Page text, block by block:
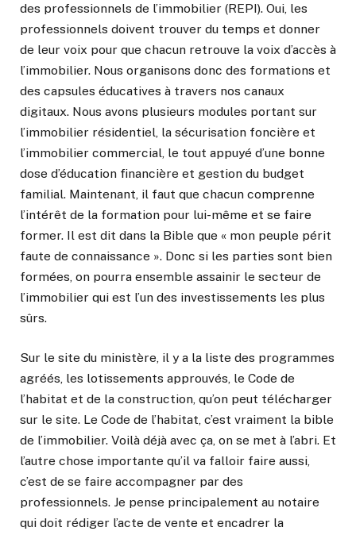
des professionnels de l’immobilier (REPI). Oui, les
professionnels doivent trouver du temps et donner
de leur voix pour que chacun retrouve la voix d’accès à
l’immobilier. Nous organisons donc des formations et
des capsules éducatives à travers nos canaux
digitaux. Nous avons plusieurs modules portant sur
l’immobilier résidentiel, la sécurisation foncière et
l’immobilier commercial, le tout appuyé d’une bonne
dose d’éducation financière et gestion du budget
familial. Maintenant, il faut que chacun comprenne
l’intérêt de la formation pour lui-même et se faire
former. Il est dit dans la Bible que « mon peuple périt
faute de connaissance ». Donc si les parties sont bien
formées, on pourra ensemble assainir le secteur de
l’immobilier qui est l’un des investissements les plus
sûrs.
Sur le site du ministère, il y a la liste des programmes
agréés, les lotissements approuvés, le Code de
l’habitat et de la construction, qu’on peut télécharger
sur le site. Le Code de l’habitat, c’est vraiment la bible
de l’immobilier. Voilà déjà avec ça, on se met à l’abri. Et
l’autre chose importante qu’il va falloir faire aussi,
c’est de se faire accompagner par des
professionnels. Je pense principalement au notaire
qui doit rédiger l’acte de vente et encadrer la